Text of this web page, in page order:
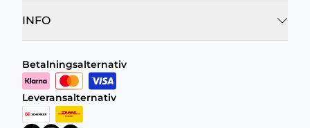
INFO
Betalningsalternativ
Leveransalternativ